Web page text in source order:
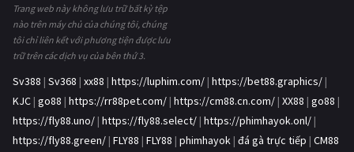
Trang web này không lưu trữ bất kỳ tệp
nào trên máy chủ của chúng tôi, chúng
tôi chỉ liên kết với phương tiện được lưu
trữ trên các dịch vụ của bên thứ 3.
Sv388 | Sv368 | xx88 | https://luphim.com/ | https://bet88.graphics/ |
KJC | go88 | https://rr88pet.com/ | https://cm88.cn.com/ | XX88 | go88 |
https://fly88.uno/ | https://fly88.select/ | https://phimhayok.onl/ |
https://fly88.green/ | FLY88 | FLY88 | phimhayok | đá gà trực tiếp | CM88